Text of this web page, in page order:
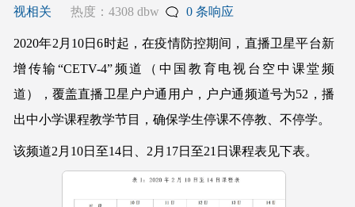
视相关
热度：4308 dbw 0 条响应
2020年2月10日6时起，在疫情防控期间，直播卫星平台新
增传输“CETV-4”频道（中国教育电视台空中课堂频
道），覆盖直播卫星户户通用户，户户通频道号为52，播
出中小学课程教学节目，确保学生停课不停教、不停学。
该频道2月10日至14日、2月17日至21日课程表见下表。